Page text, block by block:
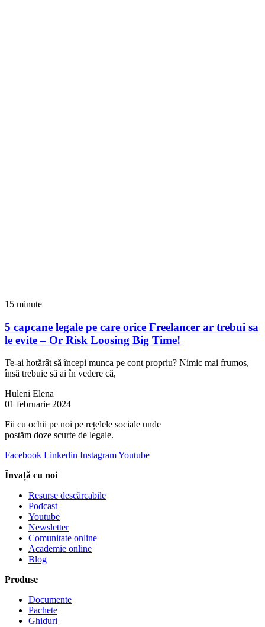
15 minute
5 capcane legale pe care orice Freelancer ar trebui sa
le evite – Or Risk Loosing Big Time!
Te-ai hotărât să începi munca pe cont propriu? Nimic mai frumos,
însă trebuie să ai în vedere că,
Huleni Elena
01 februarie 2024
Fii cu ochii pe noi pe rețelele sociale unde
postăm doze scurte de legale.
Facebook Linkedin InstagramYoutube
Învață cu noi
Resurse descărcabile
Podcast
Youtube
Newsletter
Comunitate online
Academie online
Blog
Produse
Documente
Pachete
Ghiduri